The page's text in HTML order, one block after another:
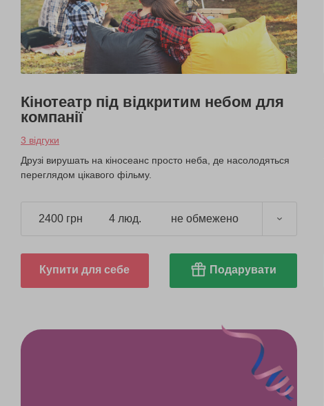
Кінотеатр під відкритим небом для
компанії
3 відгуки
Друзі вирушать на кіносеанс просто неба, де насолодяться
переглядом цікавого фільму.
2400 грн 4 люд. не обмежено
Купити для себе Подарувати